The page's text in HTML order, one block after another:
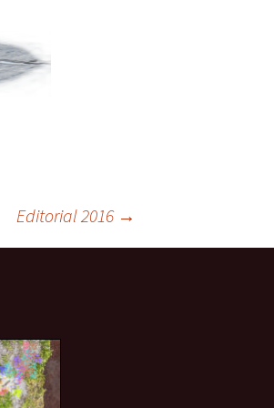
Editorial 2016 →